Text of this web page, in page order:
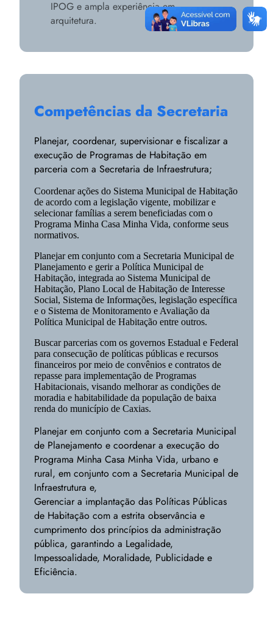
IPOG e ampla experiência em
arquitetura.
Competências da Secretaria
Planejar, coordenar, supervisionar e fiscalizar a
execução de Programas de Habitação em
parceria com a Secretaria de Infraestrutura;
Coordenar ações do Sistema Municipal de Habitação
de acordo com a legislação vigente, mobilizar e
selecionar famílias a serem beneficiadas com o
Programa Minha Casa Minha Vida, conforme seus
normativos.
Planejar em conjunto com a Secretaria Municipal de
Planejamento e gerir a Política Municipal de
Habitação, integrada ao Sistema Municipal de
Habitação, Plano Local de Habitação de Interesse
Social, Sistema de Informações, legislação específica
e o Sistema de Monitoramento e Avaliação da
Política Municipal de Habitação entre outros.
Buscar parcerias com os governos Estadual e Federal
para consecução de políticas públicas e recursos
financeiros por meio de convênios e contratos de
repasse para implementação de Programas
Habitacionais, visando melhorar as condições de
moradia e habitabilidade da população de baixa
renda do município de Caxias.
Planejar em conjunto com a Secretaria Municipal
de Planejamento e coordenar a execução do
Programa Minha Casa Minha Vida, urbano e
rural, em conjunto com a Secretaria Municipal de
Infraestrutura e,
Gerenciar a implantação das Políticas Públicas
de Habitação com a estrita observância e
cumprimento dos princípios da administração
pública, garantindo a Legalidade,
Impessoalidade, Moralidade, Publicidade e
Eficiência.